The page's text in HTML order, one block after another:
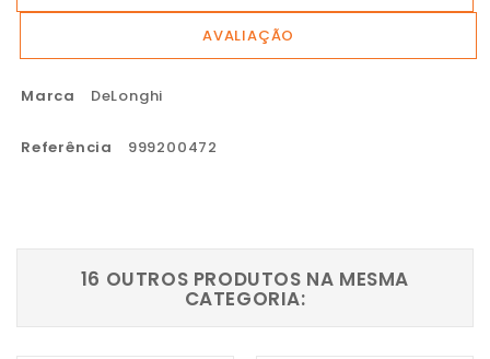
AVALIAÇÃO
Marca DeLonghi
Referência 999200472
16 OUTROS PRODUTOS NA MESMA
CATEGORIA: